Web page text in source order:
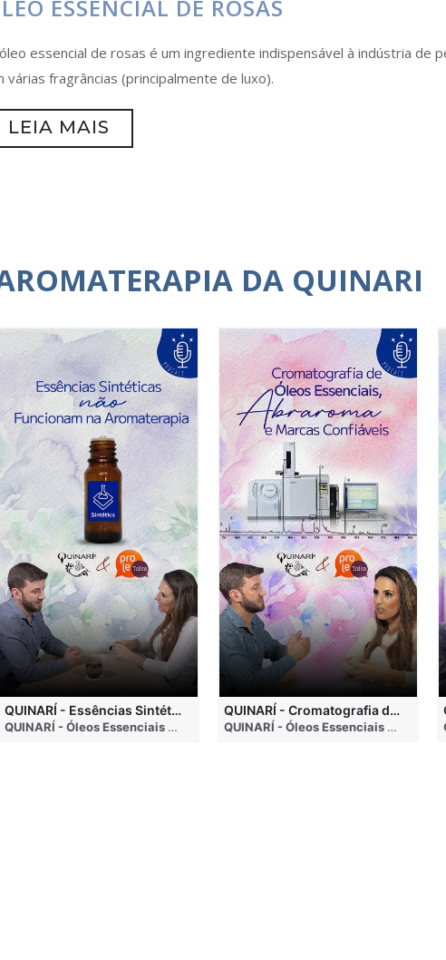
ESSENCIAL DE ROSAS
essencial de rosas é um ingrediente indispensável à indústria de
várias fragrâncias (principalmente de luxo).
LEIA MAIS
DA QUINARI
• 3 months ago
QUINARÍ - Essências Sintéticas NÃO Funcionam na Aromaterapia
QUINARÍ - Óleos Essenciais e Aromaterapia • 3 months ago
QUINARÍ - Cromatografia de Óleos Essenciais, ABRAROMA e Marcas Confiáveis
QUINARÍ - Óleos Essenciais e Aromaterapia